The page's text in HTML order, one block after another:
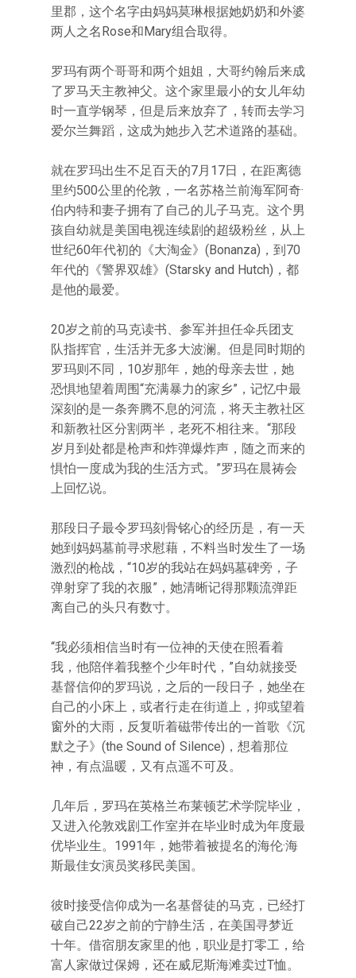
里郡，这个名字由妈妈莫琳根据她奶奶和外婆
两人之名Rose和Mary组合取得。
罗玛有两个哥哥和两个姐姐，大哥约翰后来成
了罗马天主教神父。这个家里最小的女儿年幼
时一直学钢琴，但是后来放弃了，转而去学习
爱尔兰舞蹈，这成为她步入艺术道路的基础。
就在罗玛出生不足百天的7月17日，在距离德
里约500公里的伦敦，一名苏格兰前海军阿奇·
伯内特和妻子拥有了自己的儿子马克。这个男
孩自幼就是美国电视连续剧的超级粉丝，从上
世纪60年代初的《大淘金》(Bonanza)，到70
年代的《警界双雄》(Starsky and Hutch)，都
是他的最爱。
20岁之前的马克读书、参军并担任伞兵团支
队指挥官，生活并无多大波澜。但是同时期的
罗玛则不同，10岁那年，她的母亲去世，她
恐惧地望着周围“充满暴力的家乡”，记忆中最
深刻的是一条奔腾不息的河流，将天主教社区
和新教社区分割两半，老死不相往来。“那段
岁月到处都是枪声和炸弹爆炸声，随之而来的
惧怕一度成为我的生活方式。”罗玛在晨祷会
上回忆说。
那段日子最令罗玛刻骨铭心的经历是，有一天
她到妈妈墓前寻求慰藉，不料当时发生了一场
激烈的枪战，“10岁的我站在妈妈墓碑旁，子
弹射穿了我的衣服”，她清晰记得那颗流弹距
离自己的头只有数寸。
“我必须相信当时有一位神的天使在照看着
我，他陪伴着我整个少年时代，”自幼就接受
基督信仰的罗玛说，之后的一段日子，她坐在
自己的小床上，或者行走在街道上，抑或望着
窗外的大雨，反复听着磁带传出的一首歌《沉
默之子》(the Sound of Silence)，想着那位
神，有点温暖，又有点遥不可及。
几年后，罗玛在英格兰布莱顿艺术学院毕业，
又进入伦敦戏剧工作室并在毕业时成为年度最
优毕业生。1991年，她带着被提名的海伦·海
斯最佳女演员奖移民美国。
彼时接受信仰成为一名基督徒的马克，已经打
破自己22岁之前的宁静生活，在美国寻梦近
十年。借宿朋友家里的他，职业是打零工，给
富人家做过保姆，还在威尼斯海滩卖过T恤。